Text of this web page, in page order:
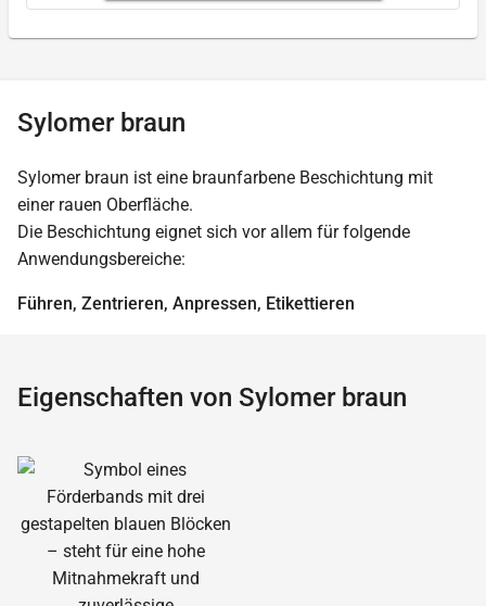
Sylomer braun
Sylomer braun ist eine braunfarbene Beschichtung mit
einer rauen Oberfläche.
Die Beschichtung eignet sich vor allem für folgende
Anwendungsbereiche:
Führen, Zentrieren, Anpressen, Etikettieren
Eigenschaften von Sylomer braun